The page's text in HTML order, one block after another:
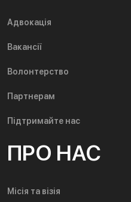
Адвокація
Вакансії
Волонтерство
Партнерам
Підтримайте нас
ПРО НАС
Місія та візія